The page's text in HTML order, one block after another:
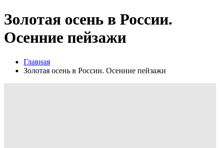
Золотая осень в России.
Осенние пейзажи
Главная
Золотая осень в России. Осенние пейзажи